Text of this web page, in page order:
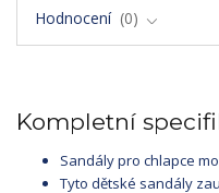
Hodnocení
0
Kompletní
Sandály pro chlapce
Tyto dětské sandály